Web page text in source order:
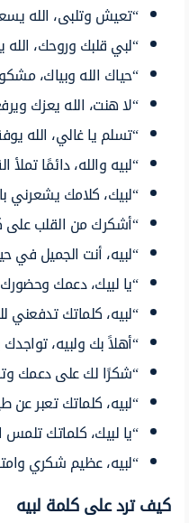
“تعيش وتلبى، الله
“لبي قلبك وروحك،
“حياك الله وبياك،
“لا هنت، الله يعزك
“تسلم يا غالي، الله
“لبيه والله، دائمًا تملأ
“لبيك، كلامك يشعرني
“أشكرك من القلب على
“لبيه، أنت الجميل في
“يا لبيك، دعمك
“لبيه، كلماتك تدفعني
“أهلاً بك ولبيه،
“شكرًا لك على دعمك
“لبيه، كلماتك تعبر
“يا لبيك، كلماتك تلمس
“لبيه، عظيم شكري
كيف ترد على كلمة لبيه